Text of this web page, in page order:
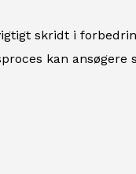
skridt i
kan ansøgere